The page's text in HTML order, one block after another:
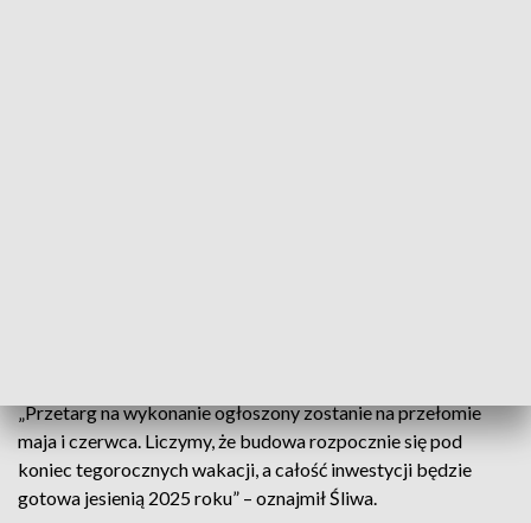
„Przetarg na wykonanie ogłoszony zostanie na przełomie
maja i czerwca. Liczymy, że budowa rozpocznie się pod
koniec tegorocznych wakacji, a całość inwestycji będzie
gotowa jesienią 2025 roku” – oznajmił Śliwa.